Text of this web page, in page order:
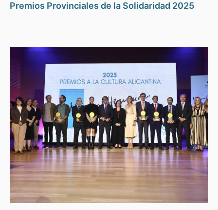
Premios Provinciales de la Solidaridad 2025